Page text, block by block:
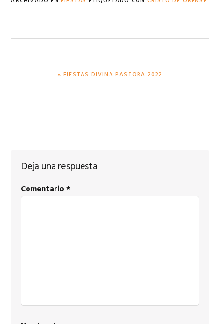
PUBLICACIÓN
« FIESTAS DIVINA PASTORA 2022
Interacciones
con
los
Deja una respuesta
Comentario*